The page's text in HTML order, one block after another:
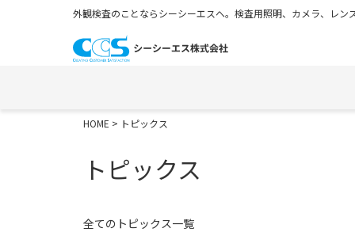
外観検査のことならシーシーエスへ。検査用照明、カメラ、レ
HOME > トピックス
トピックス
全てのトピックス一覧